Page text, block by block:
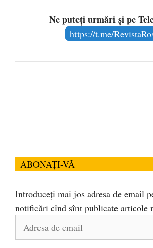
Ne puteți urmări și pe
https://t.me/
ABONAȚI-VĂ
Introduceți mai jos adresa de email
notificări cînd sînt publicate articole
Adresa